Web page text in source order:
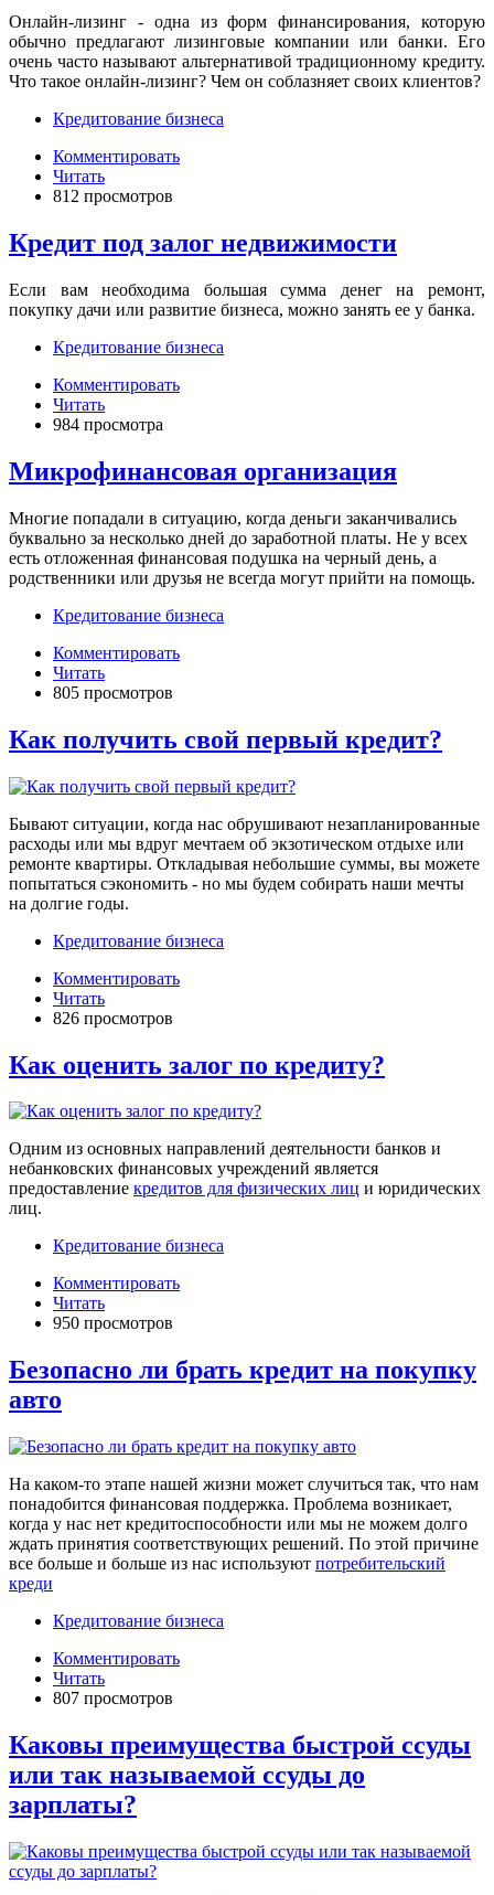
Онлайн-лизинг - одна из форм финансирования, которую
обычно предлагают лизинговые компании или банки. Его
очень часто называют альтернативой традиционному кредиту.
Что такое онлайн-лизинг? Чем он соблазняет своих клиентов?
Кредитование бизнеса
Комментировать
Читать
812 просмотров
Кредит под залог недвижимости
Если вам необходима большая сумма денег на ремонт,
покупку дачи или развитие бизнеса, можно занять ее у банка.
Кредитование бизнеса
Комментировать
Читать
984 просмотра
Микрофинансовая организация
Многие попадали в ситуацию, когда деньги заканчивались
буквально за несколько дней до заработной платы. Не у всех
есть отложенная финансовая подушка на черный день, а
родственники или друзья не всегда могут прийти на помощь.
Кредитование бизнеса
Комментировать
Читать
805 просмотров
Как получить свой первый кредит?
Бывают ситуации, когда нас обрушивают незапланированные
расходы или мы вдруг мечтаем об экзотическом отдыхе или
ремонте квартиры. Откладывая небольшие суммы, вы можете
попытаться сэкономить - но мы будем собирать наши мечты
на долгие годы.
Кредитование бизнеса
Комментировать
Читать
826 просмотров
Как оценить залог по кредиту?
Одним из основных направлений деятельности банков и
небанковских финансовых учреждений является
предоставление кредитов для физических лиц и юридических
лиц.
Кредитование бизнеса
Комментировать
Читать
950 просмотров
Безопасно ли брать кредит на покупку
авто
На каком-то этапе нашей жизни может случиться так, что нам
понадобится финансовая поддержка. Проблема возникает,
когда у нас нет кредитоспособности или мы не можем долго
ждать принятия соответствующих решений. По этой причине
все больше и больше из нас используют потребительский
креди
Кредитование бизнеса
Комментировать
Читать
807 просмотров
Каковы преимущества быстрой ссуды
или так называемой ссуды до
зарплаты?